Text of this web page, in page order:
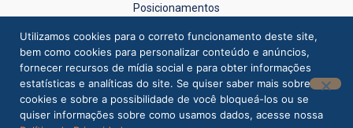
Posicionamentos
Sinduscon-RS na Mídia
Vídeos
Utilizamos cookies para o correto funcionamento deste site,
bem como cookies para personalizar conteúdo e anúncios,
fornecer recursos de mídia social e para obter informações
estatísticas e analíticas do site. Se quiser saber mais sobre
cookies e sobre a possibilidade de você bloqueá-los ou se
quiser informações sobre como usamos dados, acesse nossa